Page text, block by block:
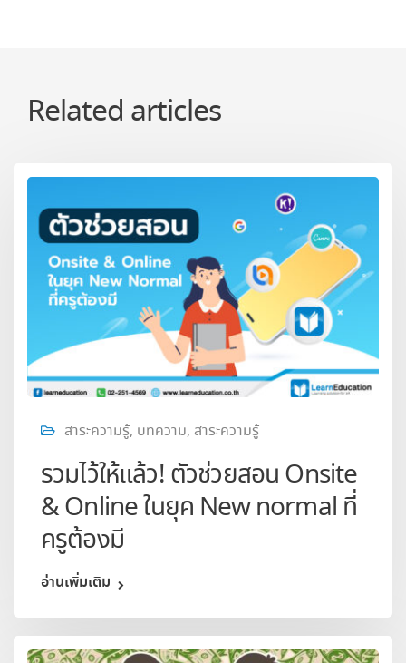
Related articles
สาระความรู้, บทความ, สาระความรู้
รวมไว้ให้แล้ว! ตัวช่วยสอน Onsite
& Online ในยุค New normal ที่
ครูต้องมี
อ่านเพิ่มเติม